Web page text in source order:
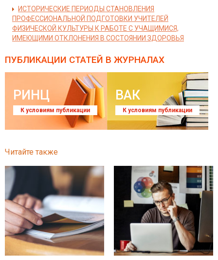
ИСТОРИЧЕСКИЕ ПЕРИОДЫ СТАНОВЛЕНИЯ
ПРОФЕССИОНАЛЬНОЙ ПОДГОТОВКИ УЧИТЕЛЕЙ
ФИЗИЧЕСКОЙ КУЛЬТУРЫ К РАБОТЕ С УЧАЩИМИСЯ,
ИМЕЮЩИМИ ОТКЛОНЕНИЯ В СОСТОЯНИИ ЗДОРОВЬЯ
ПУБЛИКАЦИИ СТАТЕЙ В ЖУРНАЛАХ
РИНЦ
К условиям публикации
ВАК
К условиям публикации
Читайте также